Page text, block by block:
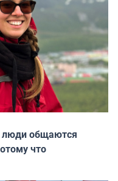
люди общаются
что